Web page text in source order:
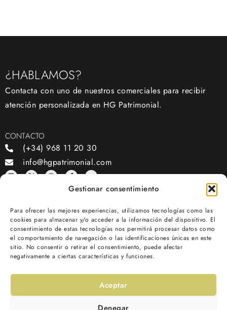
Gestionar consentimiento
Para ofrecer las mejores experiencias, utilizamos tecnologías como las
cookies para almacenar y/o acceder a la información del dispositivo. El
consentimiento de estas tecnologías nos permitirá procesar datos como
el comportamiento de navegación o las identificaciones únicas en este
sitio. No consentir o retirar el consentimiento, puede afectar
negativamente a ciertas características y funciones.
Aceptar
Denegar
¿HABLAMOS?
Contacta con uno de nuestros comerciales para recibir
atención personalizada en HG Patrimonial.
CONTACTO
(+34) 968 11 20 30
info@hgpatrimonial.com
Av. Juan de Borbón, 81, bajo, 30007, Murcia
SOMOS PATROCINADORES OFICIALES DE: